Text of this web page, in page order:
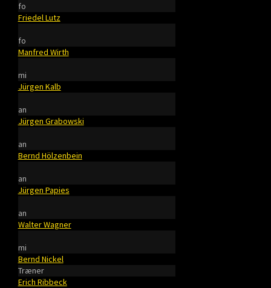
fo
Friedel Lutz
fo
Manfred Wirth
mi
Jürgen Kalb
an
Jürgen Grabowski
an
Bernd Hölzenbein
an
Jürgen Papies
an
Walter Wagner
mi
Bernd Nickel
Træner
Erich Ribbeck